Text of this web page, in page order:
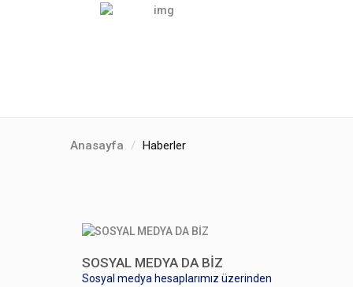
Anasayfa Haberler
SOSYAL MEDYA DA BİZ
Sosyal medya hesaplarımız üzerinden